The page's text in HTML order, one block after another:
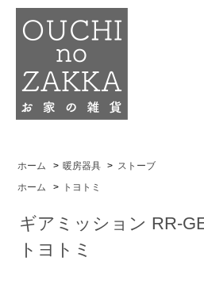
ホーム > 暖房器具 > ストーブ
ホーム
> トヨトミ
ギアミッション RR-
トヨトミ